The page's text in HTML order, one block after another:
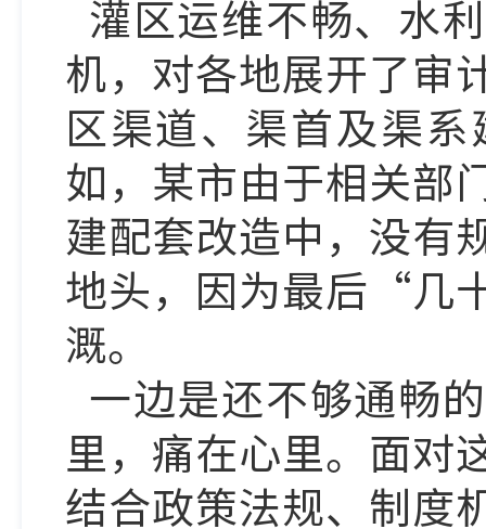
灌区运维不畅、水
机，对各地展开了审
区渠道、渠首及渠
如，某市由于相关部
建配套改造中，没有
地头，因为最后 “几
溉。
一边是还不够通畅
里，痛在心里。面对
结合政策法规、制度